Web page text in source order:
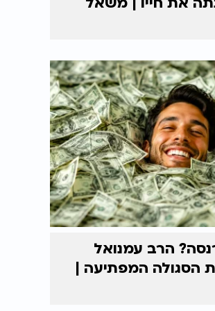
הרב עמנואל
הסגולה המפתיעה |